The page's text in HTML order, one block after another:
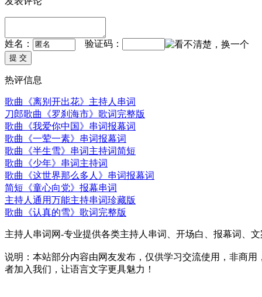
姓名： 验证码：
热评信息
歌曲《离别开出花》主持人串词
刀郎歌曲《罗刹海市》歌词完整版
歌曲《我爱你中国》串词报幕词
歌曲《一荤一素》串词报幕词
歌曲《半生雪》串词主持词简短
歌曲《少年》串词主持词
歌曲《这世界那么多人》串词报幕词
简短《童心向党》报幕串词
主持人通用万能主持串词珍藏版
歌曲《认真的雪》歌词完整版
主持人串词网-专业提供各类主持人串词、开场白、报幕词、
说明：本站部分内容由网友发布，仅供学习交流使用，非商
者加入我们，让语言文字更具魅力！